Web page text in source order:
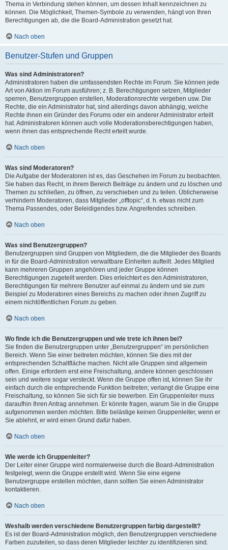
Thema in Verbindung stehen können, um dessen Inhalt kennzeichnen zu
können. Die Möglichkeit, Themen-Symbole zu verwenden, hängt von Ihren
Berechtigungen ab, die die Board-Administration gesetzt hat.
Nach oben
Benutzer-Stufen und Gruppen
Was sind Administratoren?
Administratoren haben die umfassendsten Rechte im Forum. Sie können jede
Art von Aktion im Forum ausführen; z. B. Berechtigungen setzen, Mitglieder
sperren, Benutzergruppen erstellen, Moderationsrechte vergeben usw. Die
Rechte, die ein Administrator hat, sind allerdings davon abhängig, welche
Rechte ihnen ein Gründer des Forums oder ein anderer Administrator erteilt
hat. Administratoren können auch volle Moderationsberechtigungen haben,
wenn ihnen das entsprechende Recht erteilt wurde.
Nach oben
Was sind Moderatoren?
Die Aufgabe der Moderatoren ist es, das Geschehen im Forum zu beobachten.
Sie haben das Recht, in ihrem Bereich Beiträge zu ändern und zu löschen und
Themen zu schließen, zu öffnen, zu verschieben und zu teilen. Üblicherweise
verhindern Moderatoren, dass Mitglieder „offtopic“, d. h. etwas nicht zum
Thema Passendes, oder Beleidigendes bzw. Angreifendes schreiben.
Nach oben
Was sind Benutzergruppen?
Benutzergruppen sind Gruppen von Mitgliedern, die die Mitglieder des Boards
in für die Board-Administration verwaltbare Einheiten aufteilt. Jedes Mitglied
kann mehreren Gruppen angehören und jeder Gruppe können
Berechtigungen zugeteilt werden. Dies erleichtert es den Administratoren,
Berechtigungen für mehrere Benutzer auf einmal zu ändern und sie zum
Beispiel zu Moderatoren eines Bereichs zu machen oder ihnen Zugriff zu
einem nichtöffentlichen Forum zu geben.
Nach oben
Wo finde ich die Benutzergruppen und wie trete ich ihnen bei?
Sie finden die Benutzergruppen unter „Benutzergruppen“ im persönlichen
Bereich. Wenn Sie einer beitreten möchten, können Sie dies mit der
entsprechenden Schaltfläche machen. Nicht alle Gruppen sind allgemein
offen. Einige erfordern erst eine Freischaltung, andere können geschlossen
sein und weitere sogar versteckt. Wenn die Gruppe offen ist, können Sie ihr
einfach durch die entsprechende Funktion beitreten; verlangt die Gruppe eine
Freischaltung, so können Sie sich für sie bewerben. Ein Gruppenleiter muss
daraufhin Ihren Antrag annehmen. Er könnte fragen, warum Sie in die Gruppe
aufgenommen werden möchten. Bitte belästige keinen Gruppenleiter, wenn er
Sie ablehnt, er wird einen Grund dafür haben.
Nach oben
Wie werde ich Gruppenleiter?
Der Leiter einer Gruppe wird normalerweise durch die Board-Administration
festgelegt, wenn die Gruppe erstellt wird. Wenn Sie eine eigene
Benutzergruppe erstellen möchten, dann sollten Sie einen Administrator
kontaktieren.
Nach oben
Weshalb werden verschiedene Benutzergruppen farbig dargestellt?
Es ist der Board-Administration möglich, den Benutzergruppen verschiedene
Farben zuzuteilen, so dass deren Mitglieder leichter zu identifizieren sind.